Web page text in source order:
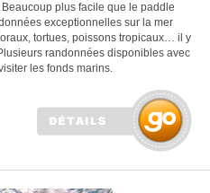
plus facile que le paddle
exceptionnelles sur la mer
tortues, poissons tropicaux… il y
randonnées disponibles avec
les fonds marins.